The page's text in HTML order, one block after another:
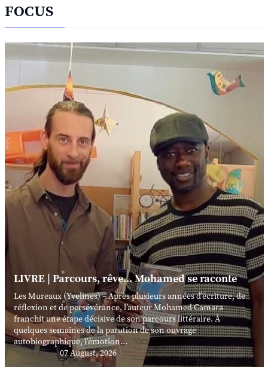
FOCUS
LIVRE | Parcours, rêve... Mohamed se raconte
Les Mureaux (Yvelines) – Après plusieurs années d’écriture, de
réflexion et de persévérance, l’auteur Mohamed Camara
franchit une étape décisive de son parcours littéraire. À
quelques semaines de la parution de son ouvrage
autobiographique, l’émotion...
07 August, 2026